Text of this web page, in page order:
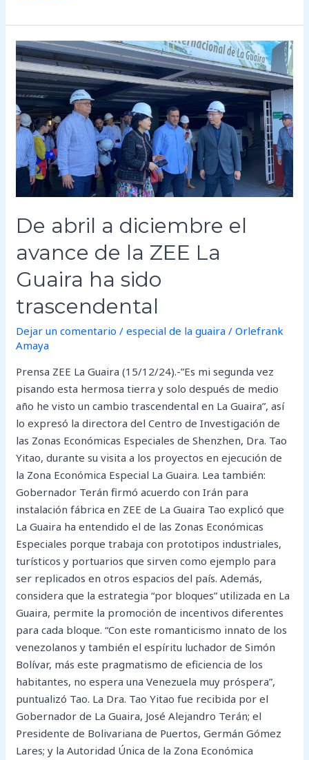
De abril a diciembre el
avance de la ZEE La
Guaira ha sido
trascendental
Dejar un comentario /especial de la guaira /Orlefrank
Amaya
Prensa ZEE La Guaira (15/12/24).-”Es mi segunda vez
pisando esta hermosa tierra y solo después de medio
año he visto un cambio trascendental en La Guaira”, así
lo expresó la directora del Centro de Investigación de
las Zonas Económicas Especiales de Shenzhen, Dra. Tao
Yitao, durante su visita a los proyectos en ejecución de
la Zona Económica Especial La Guaira. Lea también:
Gobernador Terán firmó acuerdo con Irán para
instalación fábrica en ZEE de La Guaira Tao explicó que
La Guaira ha entendido el de las Zonas Económicas
Especiales porque trabaja con prototipos industriales,
turísticos y portuarios que sirven como ejemplo para
ser replicados en otros espacios del país. Además,
considera que la estrategia “por bloques” utilizada en La
Guaira, permite la promoción de incentivos diferentes
para cada bloque. “Con este romanticismo innato de los
venezolanos y también el espíritu luchador de Simón
Bolívar, más este pragmatismo de eficiencia de los
habitantes, no espera una Venezuela muy próspera”,
puntualizó Tao. La Dra. Tao Yitao fue recibida por el
Gobernador de La Guaira, José Alejandro Terán; el
Presidente de Bolivariana de Puertos, Germán Gómez
Lares; y la Autoridad Única de la Zona Económica
De
abril
a
diciembre
el
avance
de
la
ZEE
Guaira
sido
trascendental